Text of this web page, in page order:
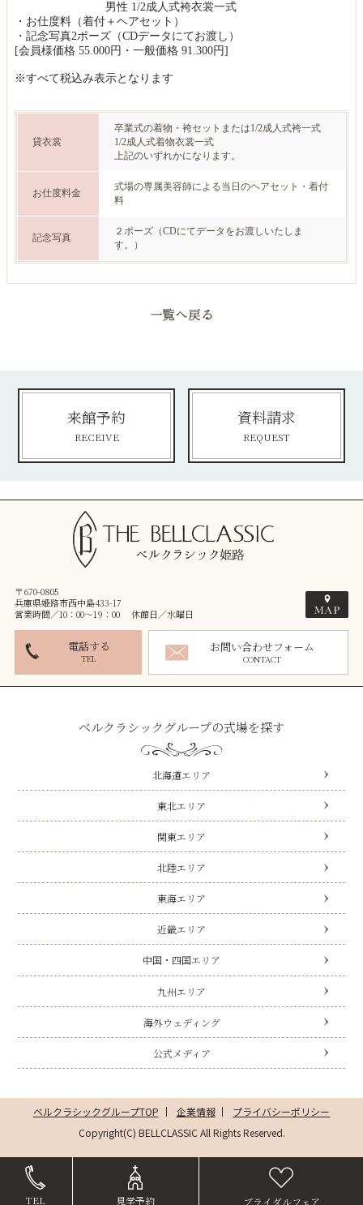
男性 1/2成人式袴衣裳一式
・お仕度料（着付＋ヘアセット）
・記念写真2ポーズ（CDデータにてお渡し）
[会員様価格 55.000円・一般価格 91.300円]
※すべて税込み表示となります
貸衣裳
卒業式の着物・袴セットまたは1/2成人式袴一式
1/2成人式着物衣裳一式
上記のいずれかになります。
お仕度料金
式場の専属美容師による当日のヘアセット・着付
料
記念写真
２ポーズ（CDにてデータをお渡しいたしま
す。）
来館予約
RECEIVE
資料請求
REQUEST
〒670-0805
兵庫県姫路市西中島433-17
営業時間／10：00～19：00 休館日／水曜日
電話する
TEL
お問い合わせフォーム
CONTACT
ベルクラシックグループの式場を探す
北海道エリア
東北エリア
関東エリア
北陸エリア
東海エリア
近畿エリア
中国・四国エリア
九州エリア
海外ウェディング
公式メディア
ベルクラシックグループTOP 企業情報
プライバシーポリシー
Copyright(C) BELLCLASSIC All Rights Reserved.
TEL 見学予約 ブライダルフェア